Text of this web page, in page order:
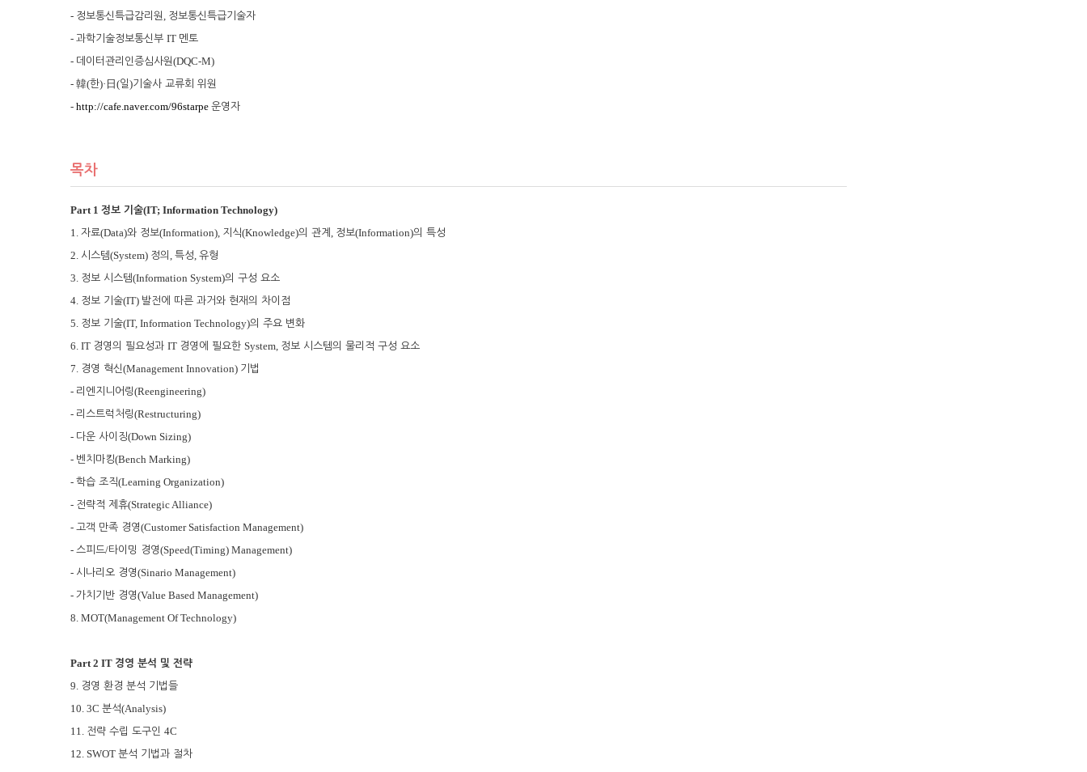
- 정보통신특급감리원 , 정보통신특급기술자
- 과학기술정보통신부 IT 멘토
- 데이터관리인증심사원 (DQC-M)
- 韓(한)· 日 (일)기술사 교류회 위원
- http://cafe.naver.com/96starpe 운영자
목차
Part 1 정보 기술(IT; Information Technology)
1. 자료(Data)와 정보(Information), 지식(Knowledge)의 관계 , 정보(Information)의 특성
2. 시스템(System) 정의 , 특성, 유형
3. 정보 시스템(Information System)의 구성 요소
4. 정보 기술(IT) 발전에 따른 과거와 현재의 차이점
5. 정보 기술(IT, Information Technology)의 주요 변화
6. IT 경영의 필요성과 IT 경영에 필요한 System, 정보 시스템의 물리적 구성 요소
7. 경영 혁신(Management Innovation) 기법
- 리엔지니어링(Reengineering)
- 리스트럭처링(Restructuring)
- 다운 사이징(Down Sizing)
- 벤치마킹(Bench Marking)
- 학습 조직(Learning Organization)
- 전략적 제휴(Strategic Alliance)
- 고객 만족 경영(Customer Satisfaction Management)
- 스피드/타이밍 경영(Speed(Timing) Management)
- 시나리오 경영(Sinario Management)
- 가치기반 경영(Value Based Management)
8. MOT(Management Of Technology)
Part 2 IT 경영 분석 및 전략
9. 경영 환경 분석 기법들
10. 3C 분석(Analysis)
11. 전략 수립 도구인 4C
12. SWOT 분석 기법과 절차